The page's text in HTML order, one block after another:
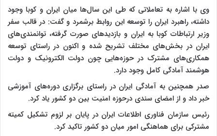
وی با اشاره به تعاملاتی که طی این سال‌ها میان ایران و کوبا وجود
داشته، راهبرد ایران را توسعه این روابط برشمرد و گفت: در قالب سفر
وزیر ارتباطات کوبا به ایران و بازدیدهای صورت گرفته، توانمندی‌های
ایران در بخش‌های مختلف تشریح شده و اکنون در راستای توسعه
همکاری‌های مشترک در حوزه‌هایی چون دولت الکترونیک و دولت
هوشمند آمادگی کامل وجود دارد.
صدر همچنین به آمادگی ایران در راستای برگزاری دوره‌های آموزشی
خبر داد و از امضای سندی درحوزه امنیت بین دو کشور یاد کرد.
رئیس سازمان فناوری اطلاعات ایران در پایان بر لزوم تشکیل کمیته
مشترکی برای هماهنگی امور میان دو کشور تاکید کرد.